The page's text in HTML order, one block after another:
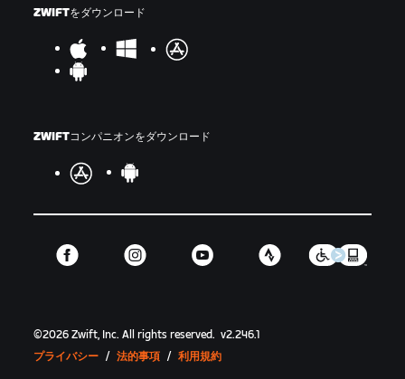
ZWIFTをダウンロード
ZWIFTコンパニオンをダウンロード
©2026 Zwift, Inc.All rights reserved. v2.246.1
プライバシー / 法的事項 / 利用規約